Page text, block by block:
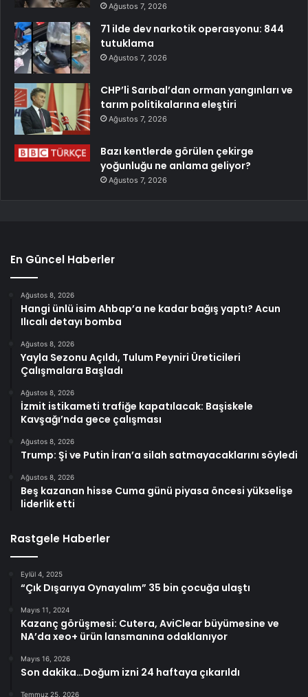
Ağustos 7, 2026
71 ilde dev narkotik operasyonu: 844
tutuklama
Ağustos 7, 2026
CHP’li Sarıbal’dan orman yangınları ve
tarım politikalarına eleştiri
Ağustos 7, 2026
Bazı kentlerde görülen çekirge
yoğunluğu ne anlama geliyor?
Ağustos 7, 2026
En Güncel Haberler
Ağustos 8, 2026
Hangi ünlü isim Ahbap’a ne kadar bağış yaptı? Acun
Ilıcalı detayı bomba
Ağustos 8, 2026
Yayla Sezonu Açıldı, Tulum Peyniri Üreticileri
Çalışmalara Başladı
Ağustos 8, 2026
İzmit istikameti trafiğe kapatılacak: Başiskele
Kavşağı’nda gece çalışması
Ağustos 8, 2026
Trump: Şi ve Putin İran’a silah satmayacaklarını söyledi
Ağustos 8, 2026
Beş kazanan hisse Cuma günü piyasa öncesi yükselişe
liderlik etti
Rastgele Haberler
Eylül 4, 2025
“Çık Dışarıya Oynayalım” 35 bin çocuğa ulaştı
Mayıs 11, 2024
Kazanç görüşmesi: Cutera, AviClear büyümesine ve
NA’da xeo+ ürün lansmanına odaklanıyor
Mayıs 16, 2026
Son dakika…Doğum izni 24 haftaya çıkarıldı
Temmuz 25, 2026